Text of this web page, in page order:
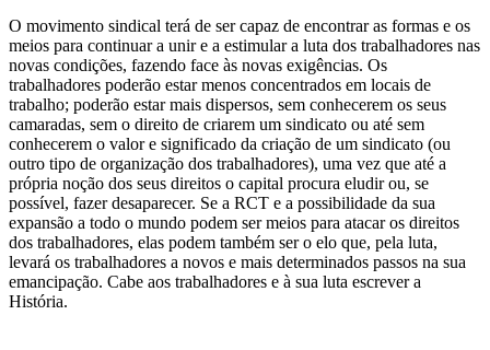
O movimento sindical terá de ser capaz de encontrar as formas e os
meios para continuar a unir e a estimular a luta dos trabalhadores nas
novas condições, fazendo face às novas exigências. Os
trabalhadores poderão estar menos concentrados em locais de
trabalho; poderão estar mais dispersos, sem conhecerem os seus
camaradas, sem o direito de criarem um sindicato ou até sem
conhecerem o valor e significado da criação de um sindicato (ou
outro tipo de organização dos trabalhadores), uma vez que até a
própria noção dos seus direitos o capital procura eludir ou, se
possível, fazer desaparecer. Se a RCT e a possibilidade da sua
expansão a todo o mundo podem ser meios para atacar os direitos
dos trabalhadores, elas podem também ser o elo que, pela luta,
levará os trabalhadores a novos e mais determinados passos na sua
emancipação. Cabe aos trabalhadores e à sua luta escrever a
História.